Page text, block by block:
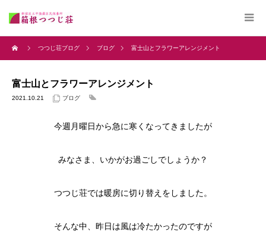
つつじ荘ブログ ブログ 富士山とフラワーアレンジメント
富士山とフラワーアレンジメント
2021.10.21 ブログ
今週月曜日から急に寒くなってきましたが
みなさま、いかがお過ごしでしょうか？
つつじ荘では暖房に切り替えをしました。
そんな中、昨日は風は冷たかったのですが